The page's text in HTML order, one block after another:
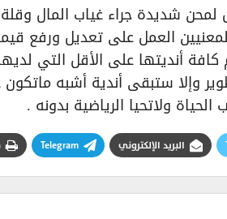
شديدة جراء غياب المال وقلة
كافة أنديتها على الأقل التي
وإلا ستبقى أندية أشبه
ولاتحيا الرياضية بدونه .
البريد الإلكتروني Telegram